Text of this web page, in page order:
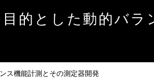
的とした動的バラ
ス機能計測とその測定器開発